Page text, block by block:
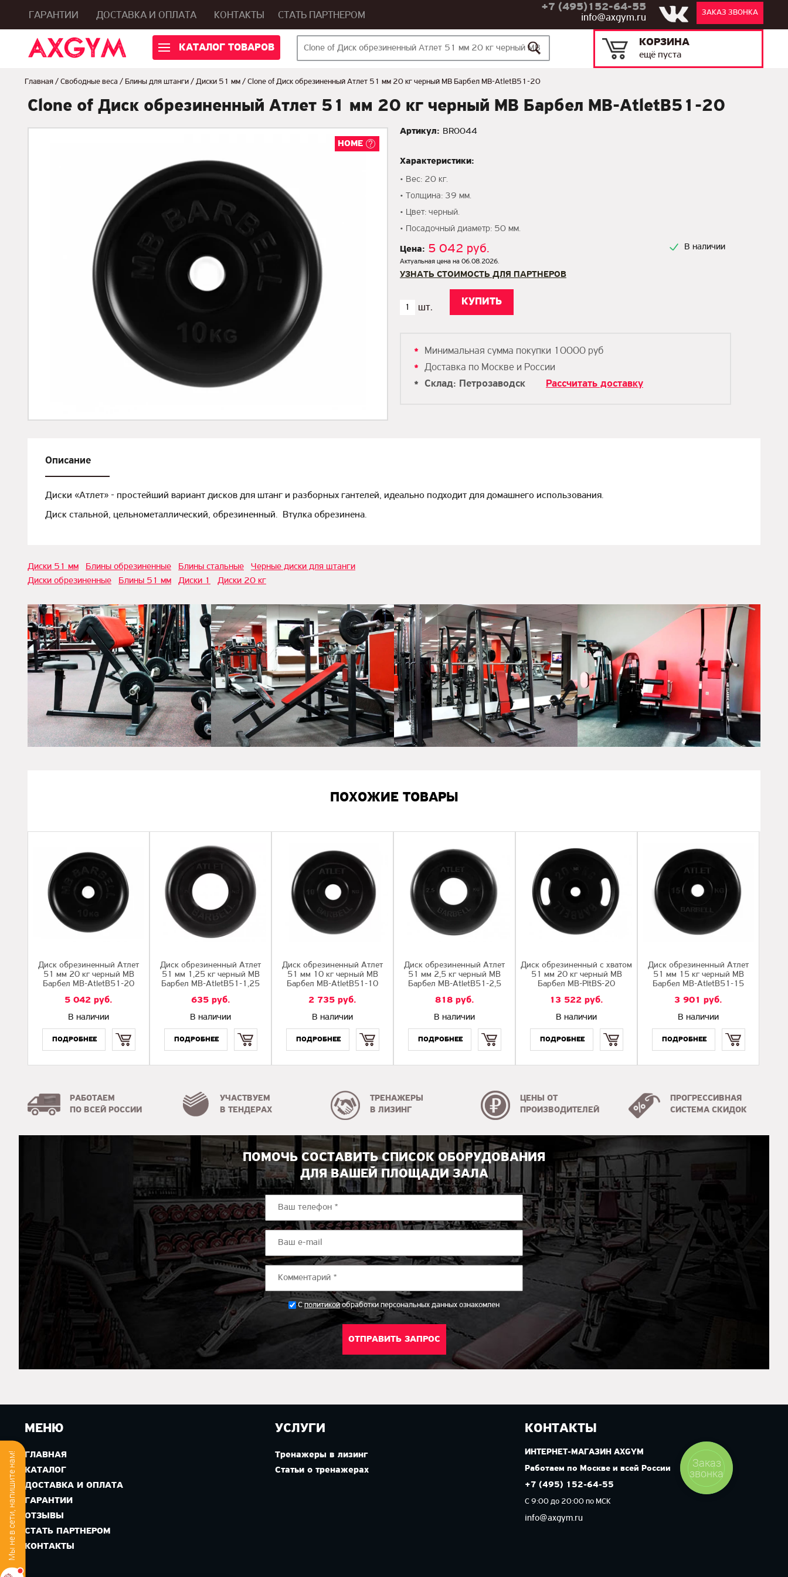
ГАРАНТИИ ДОСТАВКА И ОПЛАТА КОНТАКТЫ СТАТЬ ПАРТНЕРОМ ЗАКАЗ ЗВОНКА
+7 (495)152-64-55
info@axgym.ru
КАТАЛОГ ТОВАРОВ КОРЗИНА
ещё пуста
Главная / Свободные веса / Блины для штанги / Диски 51 мм / Clone of Диск обрезиненный Атлет 51 мм 20 кг черный МВ Барбел MB-AtletB51-20
Clone of Диск обрезиненный Атлет 51 мм 20 кг черный МВ Барбел MB-AtletB51-20
HOME
Артикул: BR0044
Характеристики:
• Вес: 20 кг.
• Толщина: 39 мм.
• Цвет: черный.
• Посадочный диаметр: 50 мм.
Цена: 5 042 руб. В наличии
Актуальная цена на 06.08.2026.
УЗНАТЬ СТОИМОСТЬ ДЛЯ ПАРТНЕРОВ
Минимальная сумма покупки 10000 руб
Доставка по Москве и России
Склад: Петрозаводск
Рассчитать доставку
Описание
Диски «Атлет» - простейший вариант дисков для штанг и разборных гантелей, идеально подходит для домашнего использования.
Диск стальной, цельнометаллический, обрезиненный. Втулка обрезинена.
Диски 51 мм Блины обрезиненные Блины стальные
Черные диски для штанги
Диски обрезиненные
Блины 51 мм Диски 1 Диски 20 кг
ПОХОЖИЕ ТОВАРЫ
Диск обрезиненный Атлет
51 мм 20 кг черный МВ
Барбел MB-AtletB51-20
5 042 руб.
В наличии
Диск обрезиненный Атлет
51 мм 1,25 кг черный МВ
Барбел MB-AtletB51-1,25
635руб.
В наличии
Диск обрезиненный Атлет
51 мм 10 кг черный МВ
Барбел MB-AtletB51-10
2 735 руб.
В наличии
Диск обрезиненный Атлет
51 мм 2,5 кг черный МВ
Барбел MB-AtletB51-2,5
818руб.
В наличии
Диск обрезиненный с хватом
51 мм 20 кг черный МВ
Барбел MB-PltBS-20
13 522 руб.
В наличии
Диск обрезиненный Атлет
51 мм 15 кг черный МВ
Барбел MB-AtletB51-15
3 901
руб.
В наличии
РАБОТАЕМ
ПО ВСЕЙ РОССИИ
УЧАСТВУЕМ
В ТЕНДЕРАХ
ТРЕНАЖЕРЫ
В ЛИЗИНГ
ЦЕНЫ ОТ
ПРОИЗВОДИТЕЛЕЙ
ПРОГРЕССИВНАЯ
СИСТЕМА СКИДОК
ПОМОЧЬ СОСТАВИТЬ СПИСОК ОБОРУДОВАНИЯ
ДЛЯ ВАШЕЙ ПЛОЩАДИ ЗАЛА
* Сполитикойобработки персональных данных ознакомлен
МЕНЮ
ГЛАВНАЯ
КАТАЛОГ
ДОСТАВКА И ОПЛАТА
ГАРАНТИИ
ОТЗЫВЫ
СТАТЬ ПАРТНЕРОМ
КОНТАКТЫ
УСЛУГИ
Тренажеры в лизинг
Статьи о тренажерах
КОНТАКТЫ
ИНТЕРНЕТ-МАГАЗИН AXGYM
Работаем по Москве и всей России
+7 (495) 152-64-55
С 9:00 до 20:00 по МСК
info@axgym.ru
Заказ
звонка
Мы не в сети, напишите нам!